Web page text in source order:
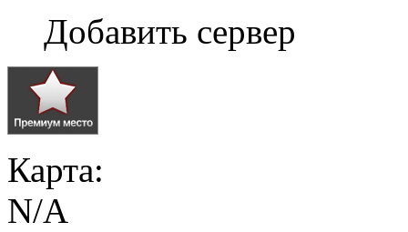
Добавить сервер
Карта:
N/A